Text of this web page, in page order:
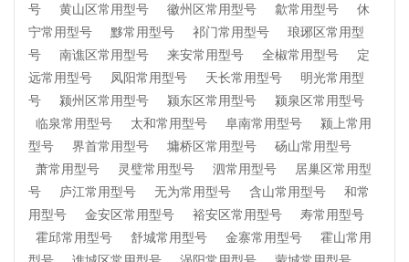
号 黄山区常用型号 徽州区常用型号 歙常用型号
休
宁常用型号
黟常用型号 祁门常用型号
琅琊区常用型
号
南谯区常用型号 来安常用型号 全椒常用型号
定
远常用型号
凤阳常用型号 天长常用型号
明光常用型
号
颍州区常用型号 颍东区常用型号
颍泉区常用型号
临泉常用型号
太和常用型号 阜南常用型号
颍上常用
型号
界首常用型号 墉桥区常用型号
砀山常用型号
萧常用型号
灵璧常用型号 泗常用型号
居巢区常用型
号
庐江常用型号 无为常用型号 含山常用型号
和常
用型号
金安区常用型号 裕安区常用型号
寿常用型号
霍邱常用型号
舒城常用型号 金寨常用型号
霍山常用